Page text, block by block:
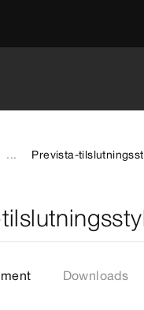
... Prevista-
Downloads